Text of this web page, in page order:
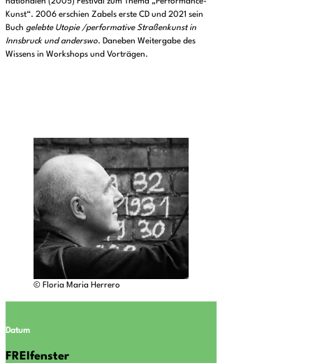
Kunst“. 2006 erschien Zabels erste CD und 2021 sein
Buch gelebte Utopie /performative Straßenkunst in
Innsbruck und anderswo. Daneben Weitergabe des
Wissens in Workshops und Vorträgen.
© Floria Maria Herrero
Datum
FREIfenster